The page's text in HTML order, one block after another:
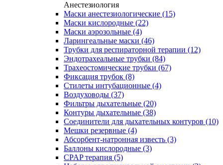
Анестезиология
Маски анестезиологические (15)
Маски кислородные (22)
Маски аэрозольные (4)
Ларингеальные маски (46)
Трубки для респираторной терапии (12)
Эндотрахеальные трубки (84)
Трахеостомические трубки (67)
Фиксация трубок (8)
Стилеты интубационные (4)
Воздуховоды (37)
Фильтры дыхательные (20)
Контуры дыхательные (38)
Соединители для дыхательных контуров (10)
Мешки резервные (4)
Абсорбент-натронная известь (3)
Баллоны кислородные (3)
CPAP терапия (5)